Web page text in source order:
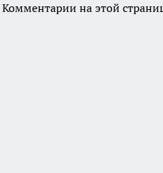
Комментарии на этой